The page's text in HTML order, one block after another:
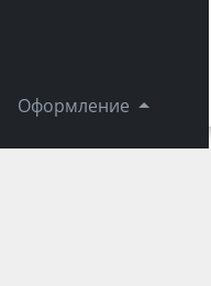
Оформление